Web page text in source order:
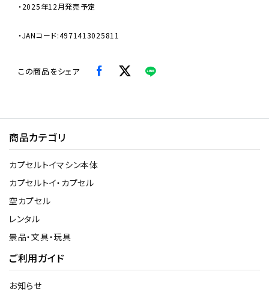
・2025年12月発売予定
・JANコード:4971413025811
この商品をシェア
商品カテゴリ
カプセルトイマシン本体
カプセルトイ・カプセル
空カプセル
レンタル
景品・文具・玩具
ご利用ガイド
お知らせ